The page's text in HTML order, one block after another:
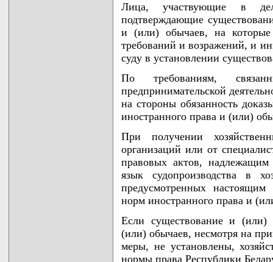
Лица, участвующие в
подтверждающие
и (или) обычаев, на
требований и возражений, и
суду в установлении
По требованиям,
предпринимательской
на стороны обязанность
иностранного права и (или)
При получении
организаций или от
правовых актов,
язык судопроизводства в
предусмотренных
норм иностранного права и
Если существование и (или)
(или) обычаев, несмотря на
меры, не установлены,
нормы права Республики